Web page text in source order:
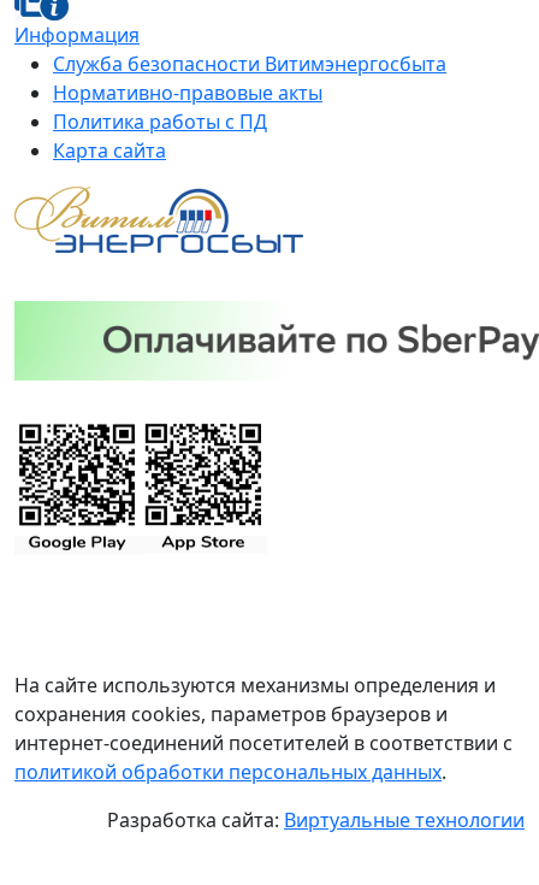
Информация
Служба безопасности Витимэнергосбыта
Нормативно-правовые акты
Политика работы с ПД
Карта сайта
На сайте используются механизмы определения и
сохранения cookies, параметров браузеров и
интернет-соединений посетителей в соответствии с
политикой обработки персональных данных.
Разработка сайта: Виртуальные технологии